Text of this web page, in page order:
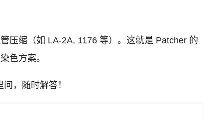
压缩（如 LA-2A, 1176 等）。这就是 Patcher 的
色方案。
，随时解答！